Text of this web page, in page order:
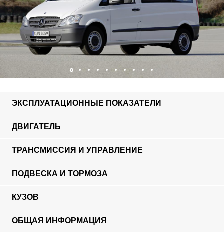
ЭКСПЛУАТАЦИОННЫЕ ПОКАЗАТЕЛИ
ДВИГАТЕЛЬ
ТРАНСМИССИЯ И УПРАВЛЕНИЕ
ПОДВЕСКА И ТОРМОЗА
КУЗОВ
ОБЩАЯ ИНФОРМАЦИЯ